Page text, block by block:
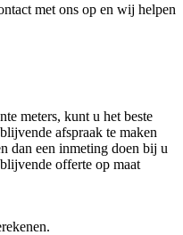
met ons op en wij helpen
meters, kunt u het beste
afspraak te maken
dan een inmeting doen bij u
offerte op maat